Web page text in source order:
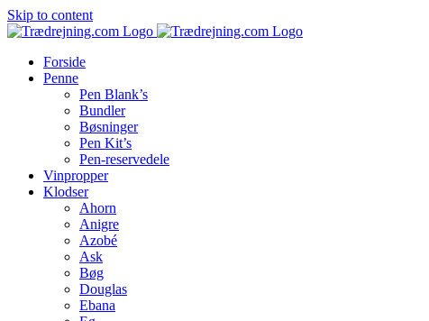
Skip to content
Forside
Penne
Pen Blank’s
Bundler
Bøsninger
Pen Kit’s
Pen-reservedele
Vinpropper
Klodser
Ahorn
Anigre
Azobé
Ask
Bøg
Douglas
Ebana